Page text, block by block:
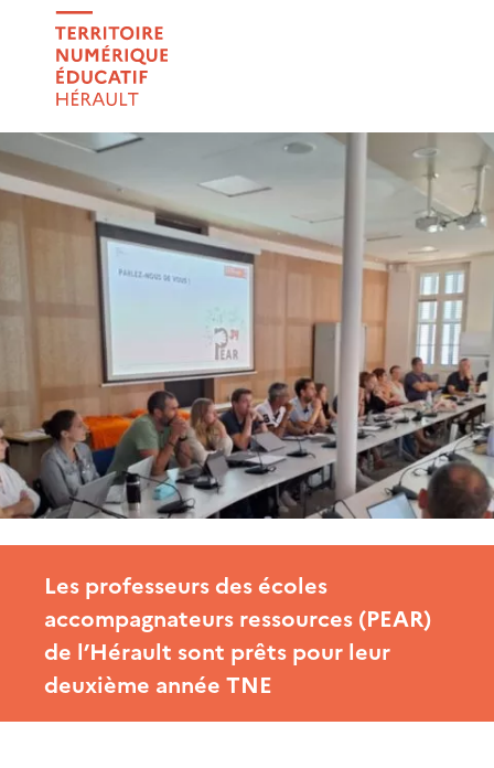
Les professeurs des écoles
accompagnateurs ressources (PEAR)
de l’Hérault sont prêts pour leur
deuxième année TNE